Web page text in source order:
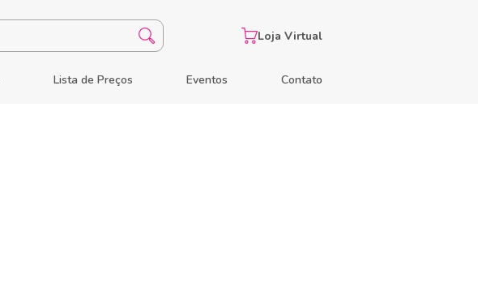
Lista de Preços Eventos Contato
Loja Virtual